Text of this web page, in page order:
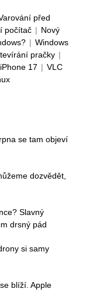
před
počítač | Nový
| Windows
pračky |
iPhone 17 | VLC
se tam objeví
dozvědět,
Slavný
drsný pád
si samy
blíží. Apple